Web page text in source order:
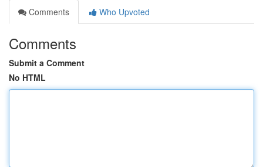
Comments
Who Upvoted
Comments
Submit a Comment
No HTML